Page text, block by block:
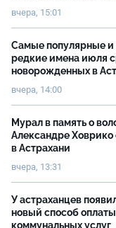
вчера, 15:01
Самые популярные
редкие имена июля
новорожденных в
вчера, 14:00
Мурал в память о
Александре Ховрико
в Астрахани
вчера, 13:31
У астраханцев
новый способ оплаты
коммунальных услуг